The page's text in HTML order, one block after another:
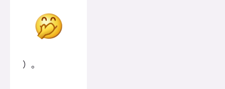
）。